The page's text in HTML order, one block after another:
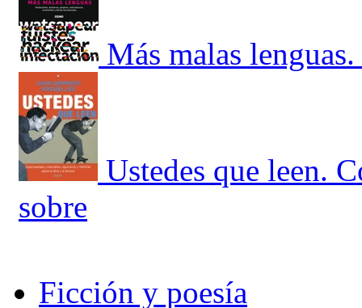
Más malas
Ustedes que leen.
sobre
Ficción y poesía